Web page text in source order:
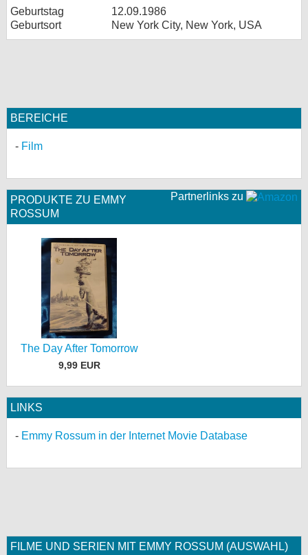
Geburtstag
12.09.1986
Geburtsort
New York City, New York, USA
BEREICHE
Film
Partnerlinks zu
PRODUKTE ZU EMMY
ROSSUM
The Day After Tomorrow
9,99 EUR
LINKS
Emmy Rossum in der Internet Movie Database
FILME UND SERIEN MIT EMMY ROSSUM (AUSWAHL)